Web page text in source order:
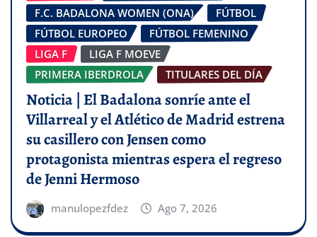
F.C. BADALONA WOMEN (ONA)
FÚTBOL
FÚTBOL EUROPEO
FÚTBOL FEMENINO
LIGA F
LIGA F MOEVE
PRIMERA IBERDROLA
TITULARES DEL DÍA
Noticia | El Badalona sonríe ante el
Villarreal y el Atlético de Madrid estrena
su casillero con Jensen como
protagonista mientras espera el regreso
de Jenni Hermoso
manulopezfdez Ago 7, 2026